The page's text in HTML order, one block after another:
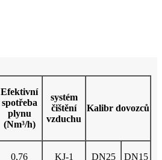
Efektivní
spotřeba
plynu
(Nm³/h)
systém
čištění
vzduchu
Kalibr dovozců
0,76 KJ-1 DN25 DN15